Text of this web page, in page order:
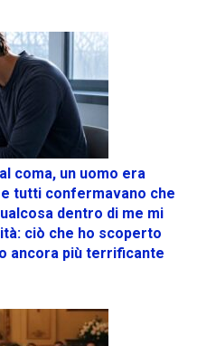
coma, un uomo era
tutti confermavano che
dentro di me mi
ciò che ho scoperto
ancora più terrificante